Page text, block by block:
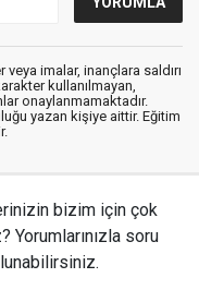
imalar, inançlara saldırı
kullanılmayan,
onaylanmamaktadır.
yazan kişiye aittir. Eğitim
bizim için çok
soru